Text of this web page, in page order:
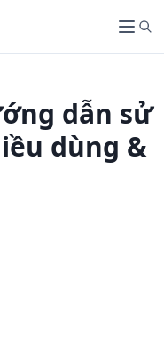
M
e
S
e
c
h
dẫn sử
dùng &